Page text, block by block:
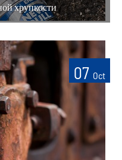
хрупкости
07 Oct